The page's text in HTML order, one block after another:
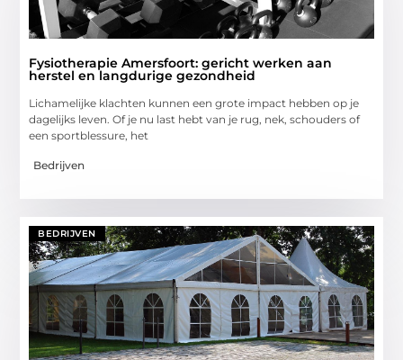
Fysiotherapie Amersfoort: gericht werken aan
herstel en langdurige gezondheid
Lichamelijke klachten kunnen een grote impact hebben op je
dagelijks leven. Of je nu last hebt van je rug, nek, schouders of
een sportblessure, het
Bedrijven
BEDRIJVEN